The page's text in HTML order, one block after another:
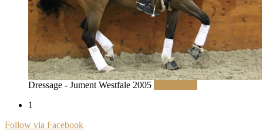
Dressage - Jument Westfale 2005
1
Follow via Facebook